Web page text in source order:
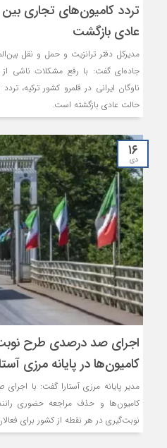
تردد کامیون‌های تجاری بین
عادی بازگشت
مدیرکل دفتر ترانزیت و حمل و نقل
جاده‌ای گفت: با رفع مشکلات ناشی
ناوگان ایرانی در قلمرو کشور ترکیه،
حالت عادی بازگشته است.
۱۶
دی
اجرای صد درصدی طرح
کامیون‌ها در پایانه مرزی
مدیر پایانه مرزی آستارا گفت: با
کامیون‌ها و حذف مراجعه حضوری
نوبت‌گیری در هر نقطه از کشور برای